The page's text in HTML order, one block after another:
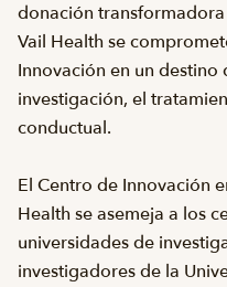
donación transformadora
Vail Health se
Innovación en un destino
investigación, el
conductual.
El Centro de Innovación
Health se asemeja a los
universidades de
investigadores de la